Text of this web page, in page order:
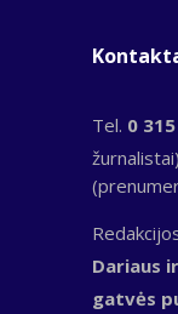
Tel. 0
Dariaus
gatvės